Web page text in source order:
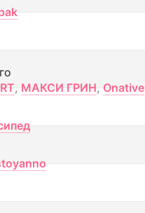
, МАКСИ ГРИН, Onative